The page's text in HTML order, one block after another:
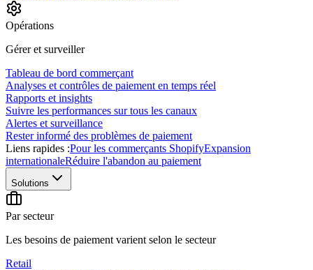
Opérations
Gérer et surveiller
Tableau de bord commerçant
Analyses et contrôles de paiement en temps réel
Rapports et insights
Suivre les performances sur tous les canaux
Alertes et surveillance
Rester informé des problèmes de paiement
Liens rapides :Pour les commerçants ShopifyExpansion
internationaleRéduire l'abandon au paiement
Solutions
Par secteur
Les besoins de paiement varient selon le secteur
Retail